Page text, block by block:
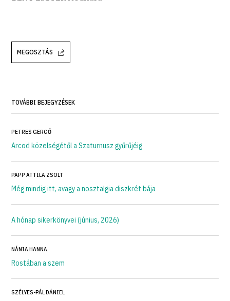
MEGOSZTÁS
TOVÁBBI BEJEGYZÉSEK
PETRES GERGŐ
Arcod közelségétől a Szaturnusz gyűrűjéig
PAPP ATTILA ZSOLT
Még mindig itt, avagy a nosztalgia diszkrét bája
A hónap sikerkönyvei (június, 2026)
NÁNIA HANNA
Rostában a szem
SZÉLYES-PÁL DÁNIEL